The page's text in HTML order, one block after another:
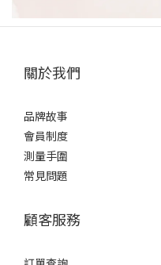
關於我們
品牌故事
會員制度
測量手圍
常見問題
顧客服務